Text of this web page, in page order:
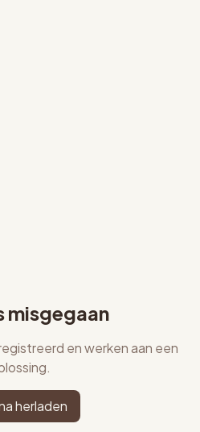
misgegaan
en werken aan een
herladen